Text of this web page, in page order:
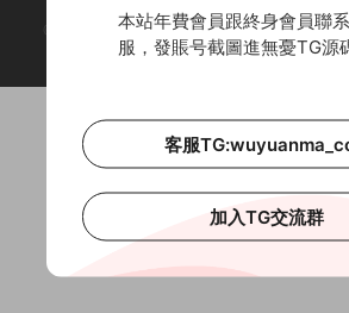
© 2018-2026 Theme by - 無憂源碼 &
reserved
本站年費會員跟終身會員聯
服，發賬号截圖進無憂TG源
客服
加入TG交流群